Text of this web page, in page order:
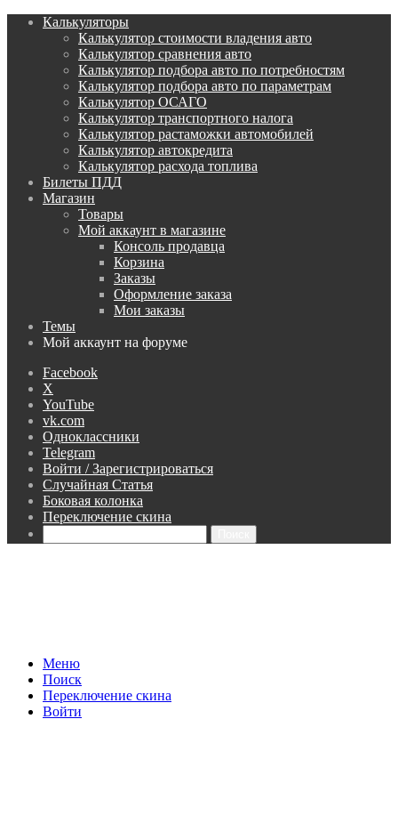
Калькуляторы
Калькулятор стоимости владения авто
Калькулятор сравнения авто
Калькулятор подбора авто по потребностям
Калькулятор подбора авто по параметрам
Калькулятор ОСАГО
Калькулятор транспортного налога
Калькулятор растаможки автомобилей
Калькулятор автокредита
Калькулятор расхода топлива
Билеты ПДД
Магазин
Товары
Мой аккаунт в магазине
Консоль продавца
Корзина
Заказы
Оформление заказа
Мои заказы
Темы
Мой аккаунт на форуме
Facebook
X
YouTube
vk.com
Одноклассники
Telegram
Войти / Зарегистрироваться
Случайная Статья
Боковая колонка
Переключение скина
Меню
Поиск
Переключение скина
Войти